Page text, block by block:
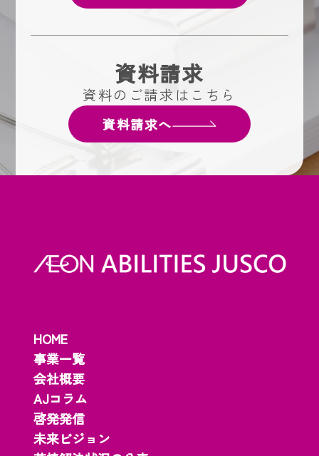
資料請求
資料のご請求はこちら
資料請求へ
HOME
事業一覧
会社概要
AJコラム
啓発発信
未来ビジョン